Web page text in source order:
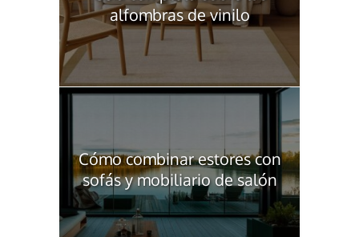
alfombras de vinilo
Cómo combinar estores con
sofás y mobiliario de salón